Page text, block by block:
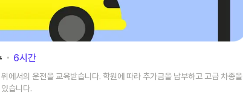
･ 6시간
에서의 운전을 교육받습니다. 학원에 따라 추가금을 납부하고 고급 차종을
습니다.